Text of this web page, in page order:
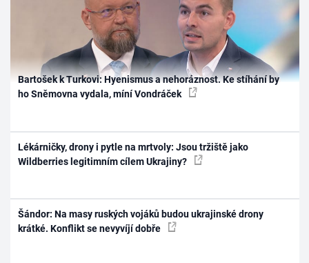
Bartošek k Turkovi: Hyenismus a nehoráznost. Ke stíhání by
ho Sněmovna vydala, míní Vondráček
Lékárničky, drony i pytle na mrtvoly: Jsou tržiště jako
Wildberries legitimním cílem Ukrajiny?
Šándor: Na masy ruských vojáků budou ukrajinské drony
krátké. Konflikt se nevyvíjí dobře